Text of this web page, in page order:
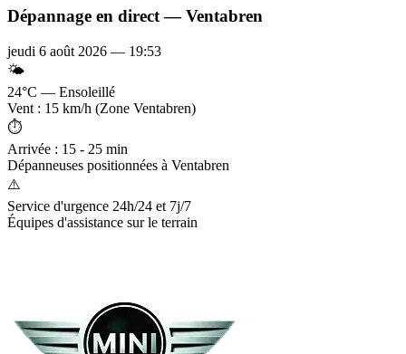
Dépannage en direct —Ventabren
jeudi 6 août 2026 — 19:53
🌤️
24°C — Ensoleillé
Vent : 15 km/h (Zone Ventabren)
⏱️
Arrivée : 15 - 25 min
Dépanneuses positionnées à Ventabren
⚠️
Service d'urgence 24h/24 et 7j/7
Équipes d'assistance sur le terrain